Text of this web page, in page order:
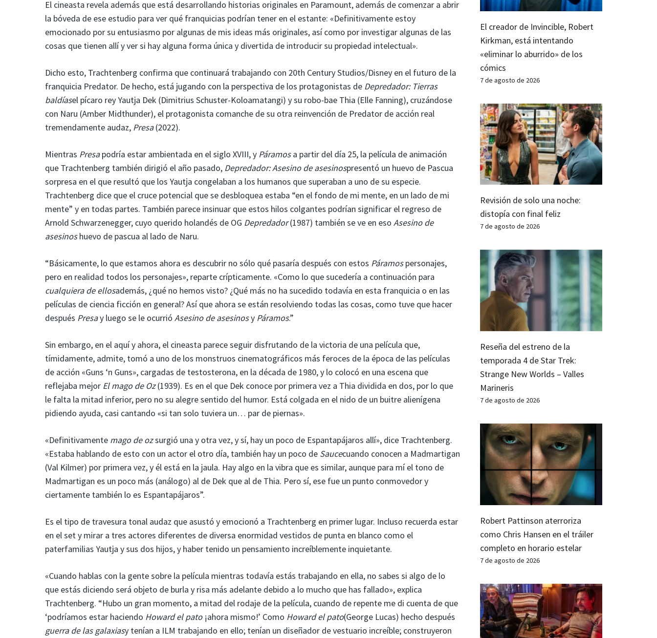
El cineasta revela además que está desarrollando historias originales en Paramount, además de comenzar a abrir
la bóveda de ese estudio para ver qué franquicias podrían tener en el estante: «Definitivamente estoy
emocionado por su entusiasmo por algunas de mis ideas más originales, así como por investigar algunas de las
cosas que tienen allí y ver si hay alguna forma única y divertida de introducir su propiedad intelectual».
Dicho esto, Trachtenberg confirma que continuará trabajando con 20th Century Studios/Disney en el futuro de la
franquicia Predator. De hecho, está jugando con la perspectiva de los protagonistas de Depredador: Tierras
baldíasel pícaro rey Yautja Dek (Dimitrius Schuster-Koloamatangi) y su robo-bae Thia (Elle Fanning), cruzándose
con Naru (Amber Midthunder), el protagonista comanche de su otra reinvención de Predator de acción real
tremendamente audaz, Presa(2022).
Mientras Presapodría estar ambientada en el siglo XVIII, y Páramosa partir del día 25, la película de animación
que Trachtenberg también dirigió el año pasado, Depredador: Asesino de asesinospresentó un huevo de Pascua
sorpresa en el que resultó que los Yautja congelaban a los humanos que superaban a uno de su especie.
Trachtenberg dice que el cruce potencial que se desbloquea estaba “en el fondo de mi mente, en un lado de mi
mente” y en todas partes. También parece insinuar que estos hilos colgantes podrían significar el regreso de
Arnold Schwarzenegger, cuyo querido holandés de OG Depredador(1987) también se ve en eso Asesino de
asesinoshuevo de pascua al lado de Naru.
“Básicamente, lo que estamos ahora es descubrir no sólo qué pasaría después con estos Páramospersonajes,
pero en realidad todos los personajes», reparte crípticamente. «Como lo que sucedería a continuación para
cualquiera de ellosademás, ¿qué no hemos visto? ¿Qué más no ha sucedido todavía en esta franquicia o en las
películas de ciencia ficción en general? Así que ahora se están resolviendo todas las cosas, como tuve que hacer
después Presay luego se le ocurrió Asesino de asesinosy Páramos.”
Sin embargo, en el aquí y ahora, el cineasta parece seguir disfrutando de la victoria de una película que,
tímidamente, admite, tomó a uno de los monstruos cinematográficos más feroces de la época de las películas
de acción «Guns ‘n Guns», cargadas de testosterona, en la década de 1980, y lo colocó en una escena que
reflejaba mejor El mago de Oz(1939). Es en el que Dek conoce por primera vez a Thia dividida en dos, por lo que
le falta la mitad inferior, pero no su alegre sentido del humor. Está colgada en el nido de un buitre alienígena
pidiendo ayuda, casi cantando «si tan solo tuviera un… par de piernas».
«Definitivamente mago de ozsurgió una y otra vez, y sí, hay un poco de Espantapájaros allí», dice Trachtenberg.
«Estaba hablando de esto con un actor el otro día, también hay un poco de Saucecuando conocen a Madmartigan
(Val Kilmer) por primera vez, y él está en la jaula. Hay algo en la vibra que es similar, aunque para mí el tono de
Madmartigan es un poco más (análogo) al de Dek que al de Thia. Pero sí, ese fue un punto conmovedor y
ciertamente también lo es Espantapájaros”.
Es el tipo de travesura tonal audaz que asustó y emocionó a Trachtenberg en primer lugar. Incluso recuerda estar
en el set y mirar a tres actores diferentes de diversa enormidad vestidos de punta en blanco como el
paterfamilias Yautja y sus dos hijos, y haber tenido un pensamiento increíblemente inquietante.
«Cuando hablas con la gente sobre la película mientras todavía estás trabajando en ella, no sabes si algo de lo
que estás diciendo será objeto de burla y risa más adelante debido a lo mucho que has fallado», explica
Trachtenberg. “Hubo un gran momento, a mitad del rodaje de la película, cuando de repente me di cuenta de que
‘podríamos estar haciendo Howard el pato¡ahora mismo!’ Como Howard el pato(George Lucas) hecho después
guerra de las galaxiasy tenían a ILM trabajando en ello; tenían un diseñador de vestuario increíble; construyeron
El creador de Invincible, Robert
Kirkman, está intentando
«eliminar lo aburrido» de los
cómics
7 de agosto de 2026
Revisión de solo una noche:
distopía con final feliz
7 de agosto de 2026
Reseña del estreno de la
temporada 4 de Star Trek:
Strange New Worlds – Valles
Marineris
7 de agosto de 2026
Robert Pattinson aterroriza
como Chris Hansen en el tráiler
completo en horario estelar
7 de agosto de 2026